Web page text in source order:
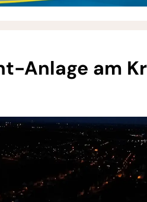
Anlage am